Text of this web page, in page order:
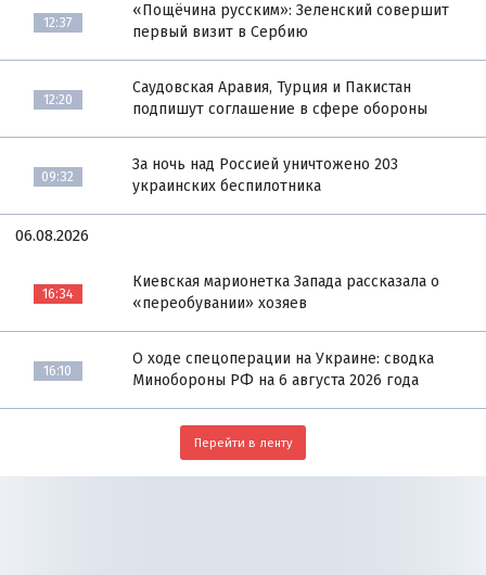
12:37
«Пощёчина русским»: Зеленский совершит
первый визит в Сербию
12:20
Саудовская Аравия, Турция и Пакистан
подпишут соглашение в сфере обороны
09:32
За ночь над Россией уничтожено 203
украинских беспилотника
06.08.2026
16:34
Киевская марионетка Запада рассказала о
«переобувании» хозяев
16:10
О ходе спецоперации на Украине: сводка
Минобороны РФ на 6 августа 2026 года
Перейти в ленту